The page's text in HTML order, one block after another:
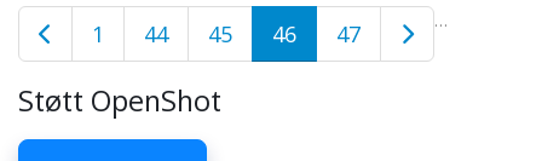
1 …
44 45 46 47
Støtt OpenShot